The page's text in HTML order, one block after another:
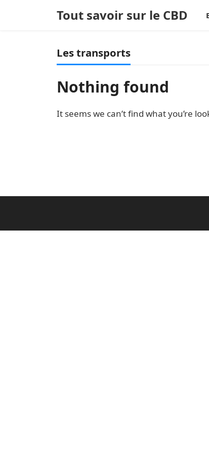
Tout savoir sur le CBD
Les transports
Nothing found
It seems we can’t find what you’re